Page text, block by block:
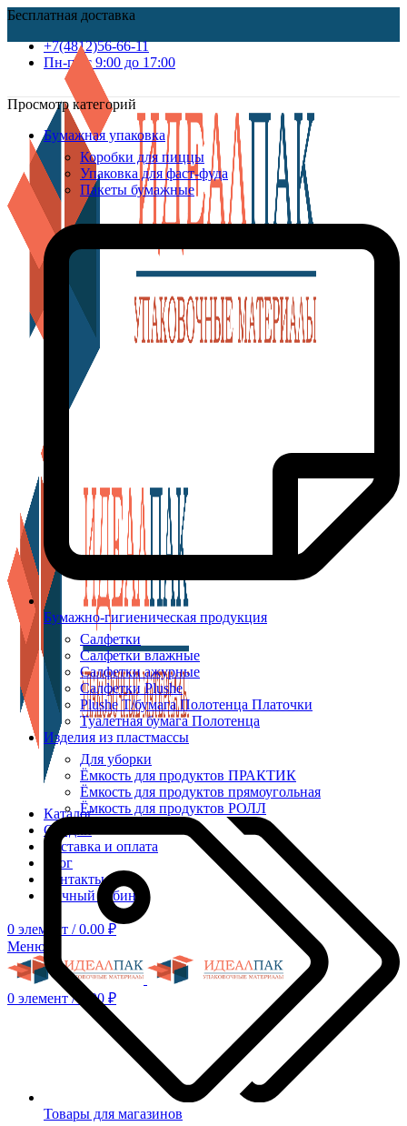
Бесплатная доставка
+7(4812)56-66-11
Пн-пт c 9:00 до 17:00
Каталог
Скидки
Доставка и оплата
Блог
Контакты
Личный кабинет
0 элемент / 0.00 ₽
Меню
0 элемент / 0.00 ₽
Просмотр категорий
Бумажная упаковка
Коробки для пиццы
Упаковка для фаст-фуда
Пакеты бумажные
Бумажно-гигиеническая продукция
Салфетки
Салфетки влажные
Салфетки ажурные
Салфетки Plushe
Plushe Т/бумага Полотенца Платочки
Туалетная бумага Полотенца
Изделия из пластмассы
Для уборки
Ёмкость для продуктов ПРАКТИК
Ёмкость для продуктов прямоугольная
Ёмкость для продуктов РОЛЛ
Товары для магазинов